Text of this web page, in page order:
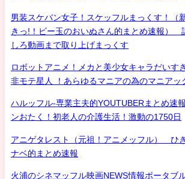
男装スケバン女子！スケッフルまっくす！（
きっ!！ビー玉のおいぬさん的まとめ速報）
しろ動画まで取り上げまっくす
ロボットアニメ！メカと美少女キャラだいす
非モテ星人 ！あらゆるマニアの為のマニアッ
ハルッフル-専業主夫的YOUTUBERまとめ速
ンおたく！初老人の介護生活！激動の1750日
アニゲタレスト（元祖！アニメッフル） ひ
ナベ的まとめ速報
火浦のシネマッフル映画NEWS情報ポータブ